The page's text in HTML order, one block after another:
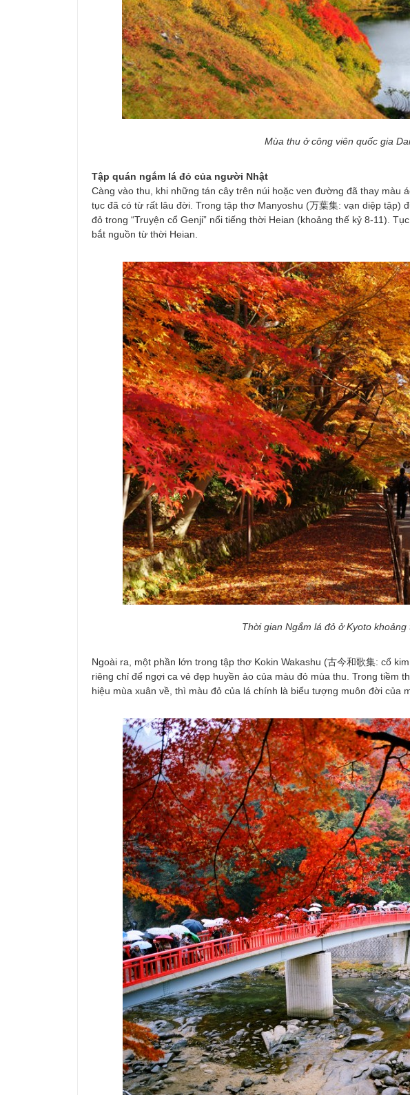
Mùa thu ở công viên quốc gia
Tập quán ngắm lá đỏ của người Nhật
Càng vào thu, khi những tán cây trên núi hoặc ven đường đã thay màu
tục đã có từ rất lâu đời. Trong tập thơ Manyoshu (万葉集: vạn diệp tập)
đỏ trong “Truyện cổ Genji” nổi tiếng thời Heian (khoảng thế kỷ 8-11).
bắt nguồn từ thời Heian.
Thời gian Ngắm lá đỏ ở Kyoto
Ngoài ra, một phần lớn trong tập thơ Kokin Wakashu (古今和歌集: cổ
riêng chỉ để ngợi ca vẻ đẹp huyền ảo của màu đỏ mùa thu. Trong tiềm
hiệu mùa xuân về, thì màu đỏ của lá chính là biểu tượng muôn đời của